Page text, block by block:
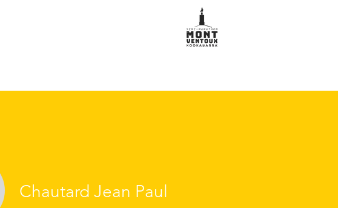
Chautard Jean Paul